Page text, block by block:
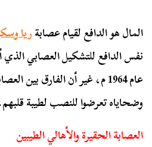
المال هو الدافع لقيام عصابةريا
نفس الدافع للتشكيل العصابي
عام 1964 م، غير أن الفارق بين
وضحاياه تعرضوا للنصب لطيبة قلبهم.
العصابة الحقيرة والأهالي الطيبين